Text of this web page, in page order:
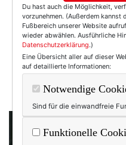
Tag:
Du hast auch die Möglichkeit,
vorzunehmen. (Außerdem
Fußbereich unserer Website
wieder abwählen. Ausführliche
Datenschutzerklärung.)
Eine Übersicht aller auf dieser
auf detaillierte Informationen:
Notwendige
Sind für die einwandfreie
Funktionelle